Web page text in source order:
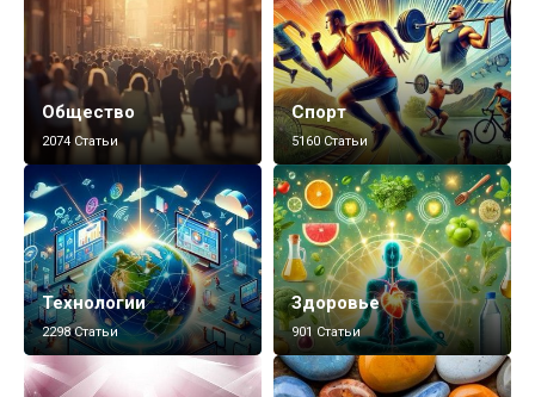
Общество
2074 Статьи
Спорт
5160 Статьи
Технологии
2298 Статьи
Здоровье
901 Статьи